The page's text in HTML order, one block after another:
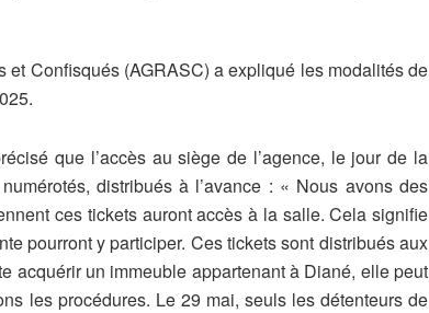
et Confisqués (AGRASC) a expliqué les modalités de
que l’accès au siège de l’agence, le jour de la
distribués à l’avance : « Nous avons des
ces tickets auront accès à la salle. Cela signifie
pourront y participer. Ces tickets sont distribués aux
acquérir un immeuble appartenant à Diané, elle peut
les procédures. Le 29 mai, seuls les détenteurs de